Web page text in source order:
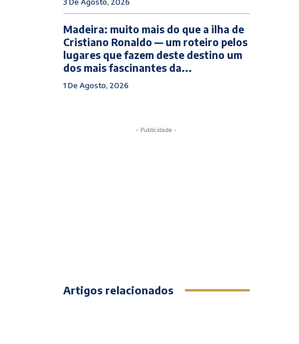
3 De Agosto, 2026
Madeira: muito mais do que a ilha de
Cristiano Ronaldo — um roteiro pelos
lugares que fazem deste destino um
dos mais fascinantes da...
1 De Agosto, 2026
- Publicidade -
Artigos relacionados